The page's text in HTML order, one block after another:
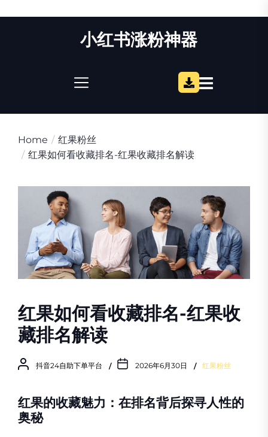
小红书涨粉神器
Home
红果粉丝
红果如何看收藏排名-红果收藏排名解读
红果如何看收藏排名-红果收
藏排名解读
抖音24自助下单平台 2026年6月30日 红果粉丝
红果的收藏魅力：在排名背后探寻人性的
奥秘